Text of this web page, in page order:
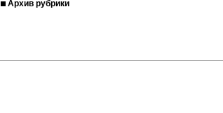
Архив рубрики